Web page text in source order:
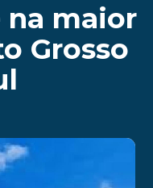
na maior
Grosso